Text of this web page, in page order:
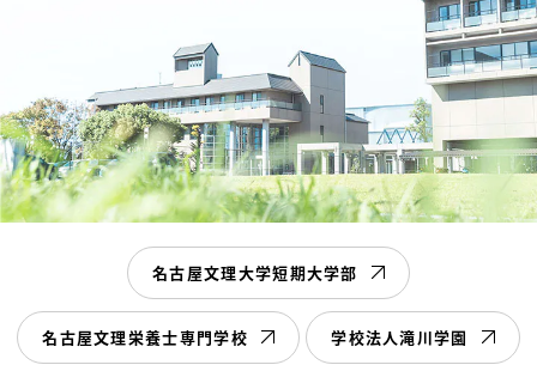
名古屋文理大学短期大学部
名古屋文理栄養士専門学校 学校法人滝川学園